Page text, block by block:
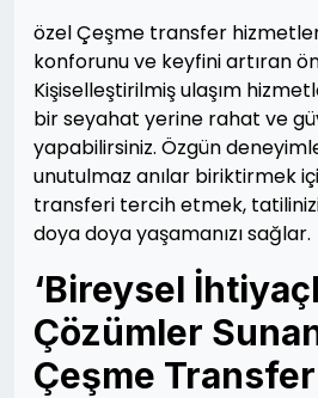
özel Çeşme transfer
konforunu ve keyfini artıran
Kişiselleştirilmiş ulaşım
bir seyahat yerine rahat ve
yapabilirsiniz. Özgün
unutulmaz anılar biriktirmek
transferi tercih etmek,
doya doya yaşamanızı sağlar.
‘Bireysel
Çözümler
Çeşme